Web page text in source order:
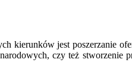
kierunków jest poszerzanie
czy też stworzenie